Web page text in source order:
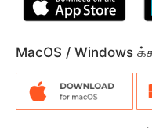
MacOS / Windows